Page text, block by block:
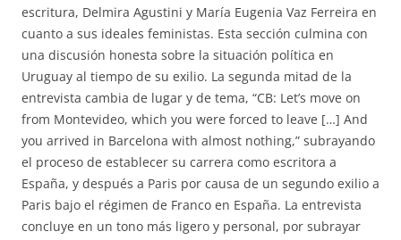
escritura, Delmira Agustini y María Eugenia Vaz Ferreira en
cuanto a sus ideales feministas. Esta sección culmina con
una discusión honesta sobre la situación política en
Uruguay al tiempo de su exilio. La segunda mitad de la
entrevista cambia de lugar y de tema, “CB: Let’s move on
from Montevideo, which you were forced to leave […] And
you arrived in Barcelona with almost nothing,” subrayando
el proceso de establecer su carrera como escritora a
España, y después a Paris por causa de un segundo exilio a
Paris bajo el régimen de Franco en España. La entrevista
concluye en un tono más ligero y personal, por subrayar